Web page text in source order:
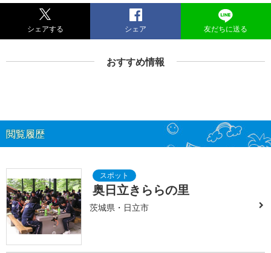
シェアする シェア 友だちに送る
おすすめ情報
閲覧履歴
奥日立きららの里
茨城県・日立市